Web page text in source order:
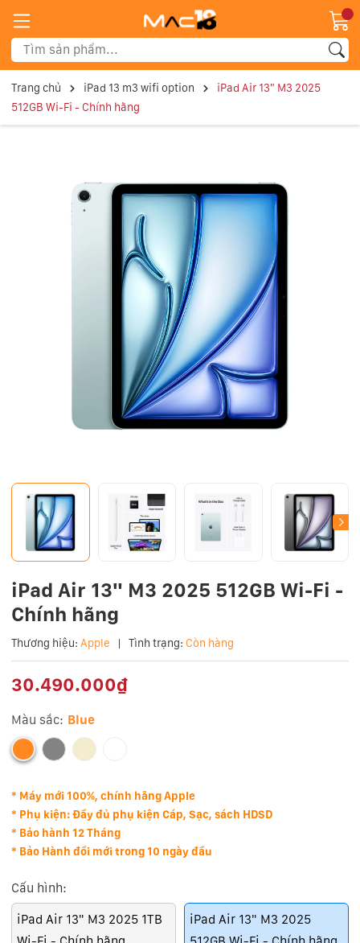
Trang chủ iPad 13 m3 wifi option
iPad Air 13" M3 2025
512GB Wi-Fi - Chính hãng
iPad Air 13" M3 2025 512GB Wi-Fi -
Chính hãng
Thương hiệu: Apple | Tình trạng: Còn hàng
30.490.000₫
Màu sắc: Blue
* Máy mới 100%, chính hãng Apple
* Phụ kiện: Đầy đủ phụ kiện Cáp, Sạc, sách HDSD
* Bảo hành 12 Tháng
* Bảo Hành đổi mới trong 10 ngày đầu
Cấu hình:
iPad Air 13" M3 2025 1TB
iPad Air 13" M3 2025